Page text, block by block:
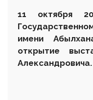
11 октября
имени
открытие
Александровича.